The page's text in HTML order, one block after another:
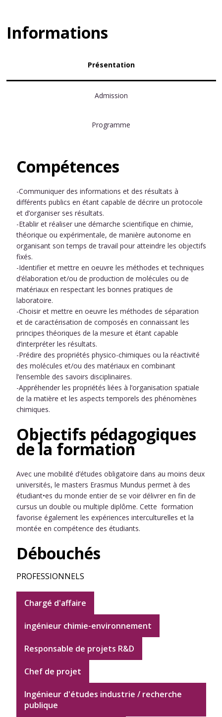
Informations
Présentation
Admission
Programme
Compétences
-Communiquer des informations et des résultats à
différents publics en étant capable de décrire un protocole
et d’organiser ses résultats.
-Etablir et réaliser une démarche scientifique en chimie,
théorique ou expérimentale, de manière autonome en
organisant son temps de travail pour atteindre les objectifs
fixés.
-Identifier et mettre en oeuvre les méthodes et techniques
d’élaboration et/ou de production de molécules ou de
matériaux en respectant les bonnes pratiques de
laboratoire.
-Choisir et mettre en oeuvre les méthodes de séparation
et de caractérisation de composés en connaissant les
principes théoriques de la mesure et étant capable
d’interpréter les résultats.
-Prédire des propriétés physico-chimiques ou la réactivité
des molécules et/ou des matériaux en combinant
l’ensemble des savoirs disciplinaires.
-Appréhender les propriétés liées à l’organisation spatiale
de la matière et les aspects temporels des phénomènes
chimiques.
Objectifs pédagogiques
de la formation
Avec une mobilité d’études obligatoire dans au moins deux
universités, le masters Erasmus Mundus permet à des
étudiant•es du monde entier de se voir délivrer en fin de
cursus un double ou multiple diplôme. Cette formation
favorise également les expériences interculturelles et la
montée en compétence des étudiants.
Débouchés
PROFESSIONNELS
Chargé d'affaire
ingénieur chimie-environnement
Responsable de projets R&D
Chef de projet
Ingénieur d'études industrie / recherche
publique